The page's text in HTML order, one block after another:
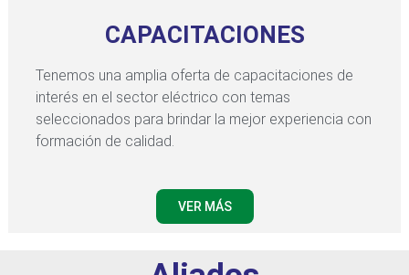
CAPACITACIONES
Tenemos una amplia oferta de capacitaciones de
interés en el sector eléctrico con temas
seleccionados para brindar la mejor experiencia con
formación de calidad.
VER MÁS